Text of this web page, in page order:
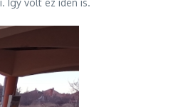
Így volt ez idén is.